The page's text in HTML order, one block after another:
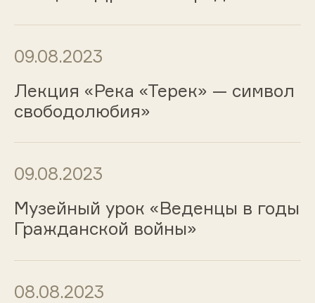
09.08.2023
Лекция «Река «Терек» — символ
свободолюбия»
09.08.2023
Музейный урок «Веденцы в годы
Гражданской войны»
08.08.2023